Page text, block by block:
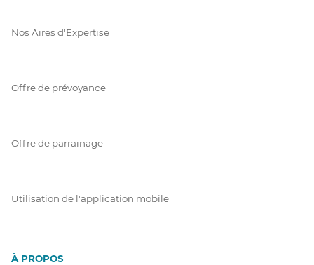
Nos Aires d'Expertise
Offre de prévoyance
Offre de parrainage
Utilisation de l'application mobile
À PROPOS